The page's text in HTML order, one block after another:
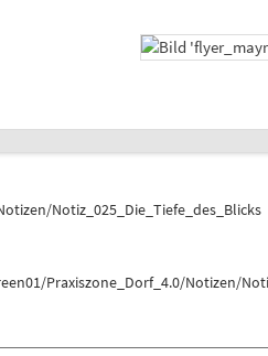
Notiz_025_Die_Tiefe_des_Blicks
Praxiszone_Dorf_4.0/Notizen/